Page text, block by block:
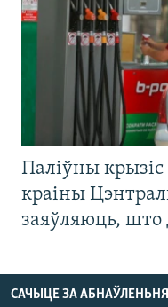
Паліўны крызіс
краіны
заяўляюць, што
САЧЫЦЕ ЗА